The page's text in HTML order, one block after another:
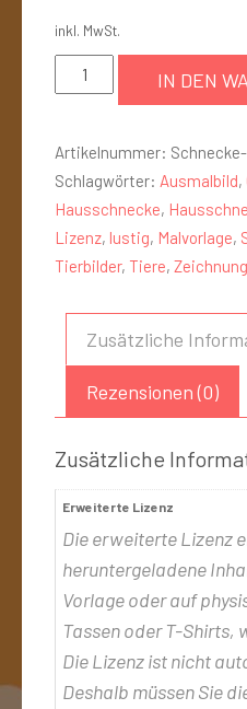
inkl. MwSt.
IN DEN
Artikelnummer: Schnecke-
Schlagwörter: Ausmalbild,
Hausschnecke,
Lizenz, lustig, Malvorlage,
Tierbilder, Tiere, Zeichnung
Zusätzliche
Rezensionen (0)
Zusätzliche
Erweiterte Lizenz
Die erweiterte Lizenz
heruntergeladene
Vorlage oder auf
Tassen oder T-Shirts,
Die Lizenz ist nicht
Deshalb müssen Sie